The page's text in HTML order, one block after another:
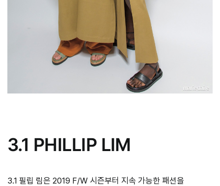
3.1 PHILLIP LIM
3.1 필립 림은 2019 F/W 시즌부터 지속 가능한 패션을